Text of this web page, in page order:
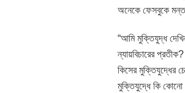
অনেকে ফেসবুকে
“আমি মুক্তিযুদ্ধ
ন্যায়বিচারের
কিসের মুক্তিযুদ্ধের
মুক্তিযুদ্ধে কি কোনো